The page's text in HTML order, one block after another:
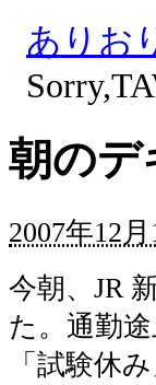
ありお
朝のデ
2007年12
今朝、JR
た。通勤
「試験休